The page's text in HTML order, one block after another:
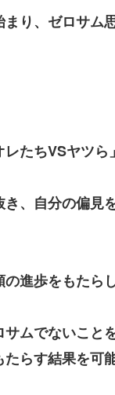
り、ゼロサム
たちVSヤツら
、自分の偏見
進歩をもたら
ムでないこと
らす結果を可